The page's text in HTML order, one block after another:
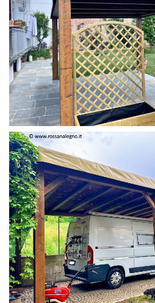
PERGOLA 4 X 3 COLOR MIRTO